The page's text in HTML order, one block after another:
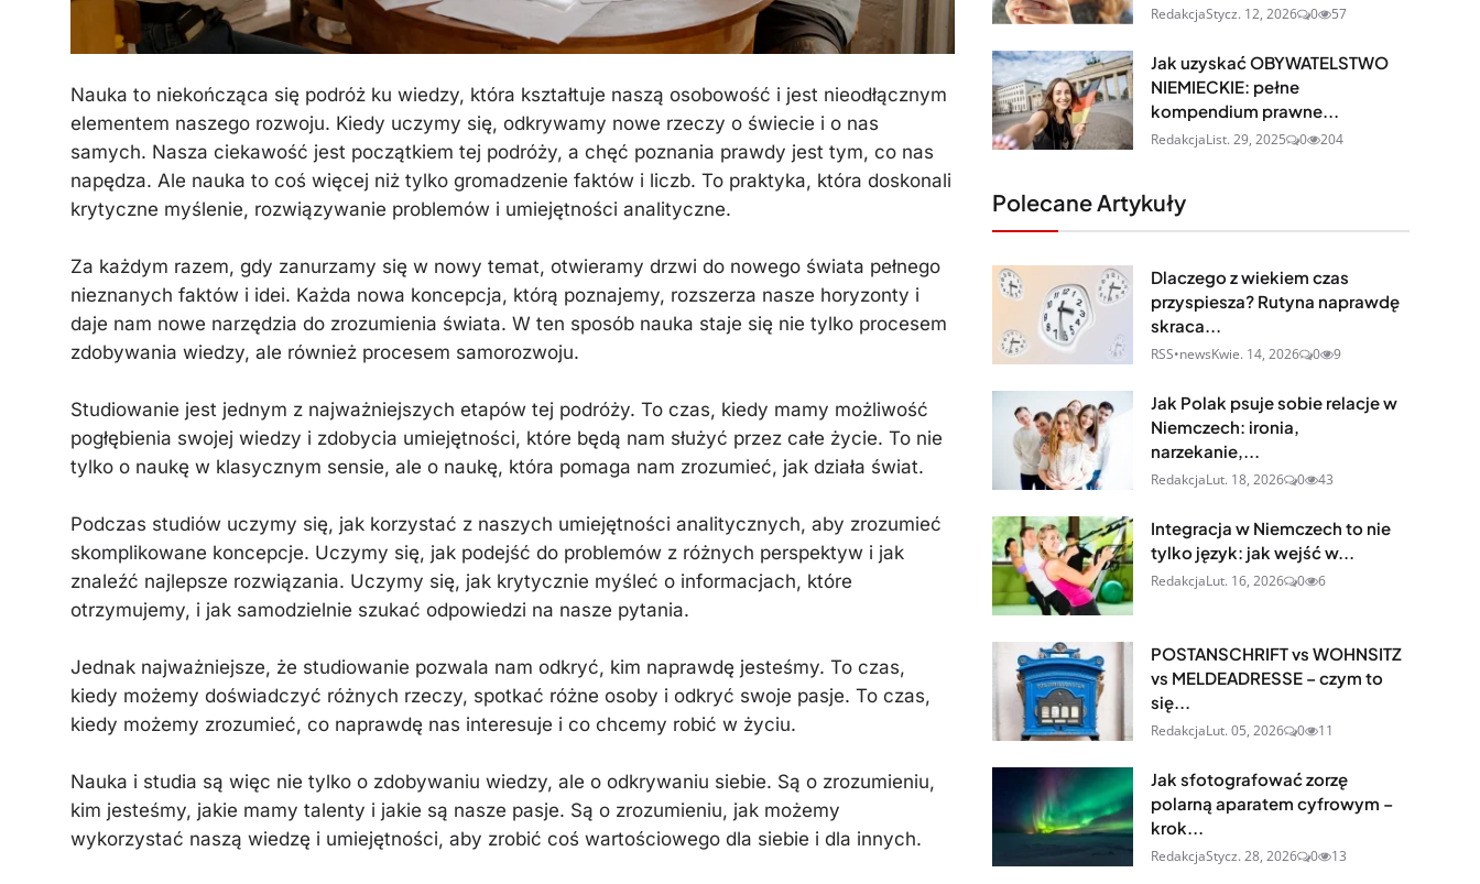
Nauka to niekończąca się podróż ku wiedzy, która kształtuje naszą osobowość i jest nieodłącznym
elementem naszego rozwoju. Kiedy uczymy się, odkrywamy nowe rzeczy o świecie i o nas
samych. Nasza ciekawość jest początkiem tej podróży, a chęć poznania prawdy jest tym, co nas
napędza. Ale nauka to coś więcej niż tylko gromadzenie faktów i liczb. To praktyka, która doskonali
krytyczne myślenie, rozwiązywanie problemów i umiejętności analityczne.
Za każdym razem, gdy zanurzamy się w nowy temat, otwieramy drzwi do nowego świata pełnego
nieznanych faktów i idei. Każda nowa koncepcja, którą poznajemy, rozszerza nasze horyzonty i
daje nam nowe narzędzia do zrozumienia świata. W ten sposób nauka staje się nie tylko procesem
zdobywania wiedzy, ale również procesem samorozwoju.
Studiowanie jest jednym z najważniejszych etapów tej podróży. To czas, kiedy mamy możliwość
pogłębienia swojej wiedzy i zdobycia umiejętności, które będą nam służyć przez całe życie. To nie
tylko o naukę w klasycznym sensie, ale o naukę, która pomaga nam zrozumieć, jak działa świat.
Podczas studiów uczymy się, jak korzystać z naszych umiejętności analitycznych, aby zrozumieć
skomplikowane koncepcje. Uczymy się, jak podejść do problemów z różnych perspektyw i jak
znaleźć najlepsze rozwiązania. Uczymy się, jak krytycznie myśleć o informacjach, które
otrzymujemy, i jak samodzielnie szukać odpowiedzi na nasze pytania.
Jednak najważniejsze, że studiowanie pozwala nam odkryć, kim naprawdę jesteśmy. To czas,
kiedy możemy doświadczyć różnych rzeczy, spotkać różne osoby i odkryć swoje pasje. To czas,
kiedy możemy zrozumieć, co naprawdę nas interesuje i co chcemy robić w życiu.
Nauka i studia są więc nie tylko o zdobywaniu wiedzy, ale o odkrywaniu siebie. Są o zrozumieniu,
kim jesteśmy, jakie mamy talenty i jakie są nasze pasje. Są o zrozumieniu, jak możemy
wykorzystać naszą wiedzę i umiejętności, aby zrobić coś wartościowego dla siebie i dla innych.
RedakcjaStycz. 12, 2026 0 57
Jak uzyskać OBYWATELSTWO
NIEMIECKIE: pełne
kompendium prawne...
RedakcjaList. 29, 2025 0 204
Polecane Artykuły
Dlaczego z wiekiem czas
przyspiesza? Rutyna naprawdę
skraca...
RSS•newsKwie. 14, 2026 0 9
Jak Polak psuje sobie relacje w
Niemczech: ironia,
narzekanie,...
RedakcjaLut. 18, 2026 0 43
Integracja w Niemczech to nie
tylko język: jak wejść w...
RedakcjaLut. 16, 2026 0 6
POSTANSCHRIFT vs WOHNSITZ
vs MELDEADRESSE – czym to
się...
RedakcjaLut. 05, 2026 0 11
Jak sfotografować zorzę
polarną aparatem cyfrowym –
krok...
RedakcjaStycz. 28, 2026 0 13